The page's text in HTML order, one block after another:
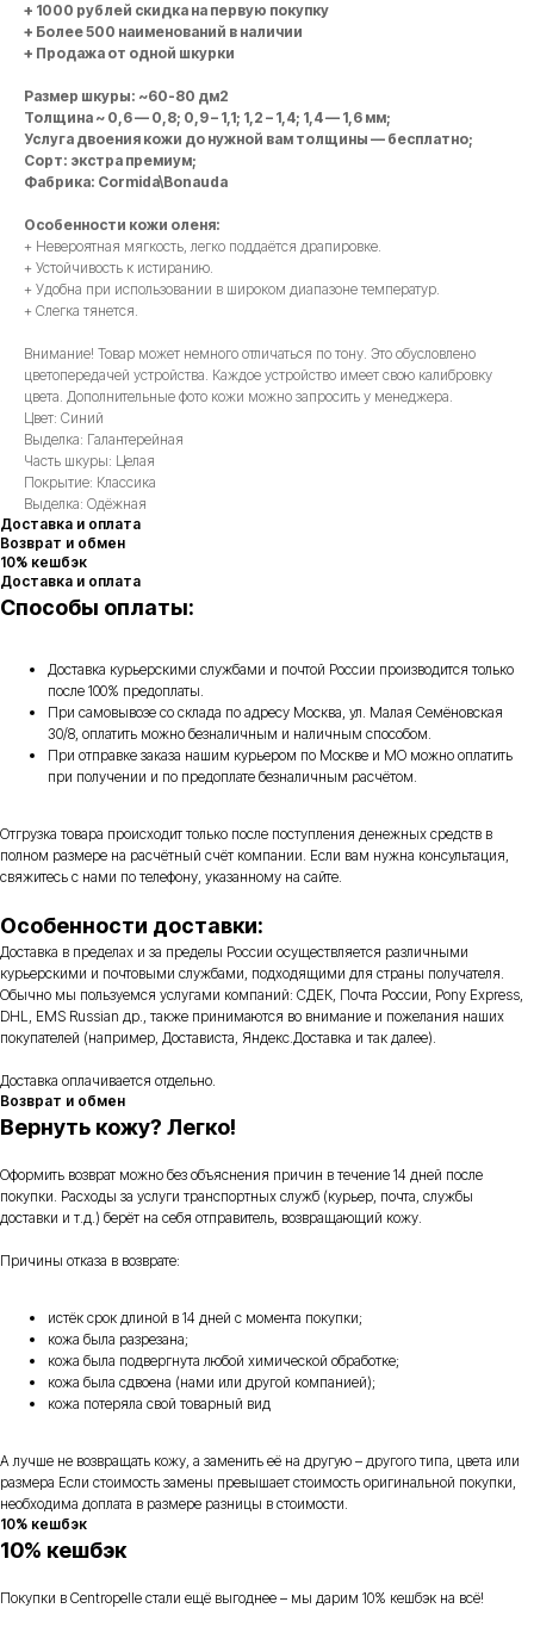
+ 1000 рублей скидка на первую покупку
+ Более 500 наименований в наличии
+ Продажа от одной шкурки
Размер шкуры: ~60-80 дм2
Толщина ~ 0,6 — 0,8; 0,9 – 1,1; 1,2 – 1,4; 1,4 — 1,6 мм;
Услуга двоения кожи до нужной вам толщины — бесплатно;
Сорт: экстра премиум;
Фабрика: Cormida\Bonauda
Особенности кожи оленя:
+ Невероятная мягкость, легко поддаётся драпировке.
+ Устойчивость к истиранию.
+ Удобна при использовании в широком диапазоне температур.
+ Слегка тянется.
Внимание! Товар может немного отличаться по тону. Это обусловлено
цветопередачей устройства. Каждое устройство имеет свою калибровку
цвета. Дополнительные фото кожи можно запросить у менеджера.
Цвет: Синий
Выделка: Галантерейная
Часть шкуры: Целая
Покрытие: Классика
Выделка: Одёжная
Доставка и оплата
Возврат и обмен
10% кешбэк
Доставка и оплата
Способы оплаты:
Доставка курьерскими службами и почтой России производится только
после 100% предоплаты.
При самовывозе со склада по адресу Москва, ул. Малая Семёновская
30/8, оплатить можно безналичным и наличным способом.
При отправке заказа нашим курьером по Москве и МО можно оплатить
при получении и по предоплате безналичным расчётом.
Отгрузка товара происходит только после поступления денежных средств в
полном размере на расчётный счёт компании. Если вам нужна консультация,
свяжитесь с нами по телефону, указанному на сайте.
Особенности доставки:
Доставка в пределах и за пределы России осуществляется различными
курьерскими и почтовыми службами, подходящими для страны получателя.
Обычно мы пользуемся услугами компаний: СДЕК, Почта России, Pony Express,
DHL, EMS Russian др., также принимаются во внимание и пожелания наших
покупателей (например, Достависта, Яндекс.Доставка и так далее).
Доставка оплачивается отдельно.
Возврат и обмен
Вернуть кожу? Легко!
Оформить возврат можно без объяснения причин в течение 14 дней после
покупки. Расходы за услуги транспортных служб (курьер, почта, службы
доставки и т.д.) берёт на себя отправитель, возвращающий кожу.
Причины отказа в возврате:
истёк срок длиной в 14 дней с момента покупки;
кожа была разрезана;
кожа была подвергнута любой химической обработке;
кожа была сдвоена (нами или другой компанией);
кожа потеряла свой товарный вид
А лучше не возвращать кожу, а заменить её на другую – другого типа, цвета или
размера Если стоимость замены превышает стоимость оригинальной покупки,
необходима доплата в размере разницы в стоимости.
10% кешбэк
10% кешбэк
Покупки в Centropelle стали ещё выгоднее – мы дарим 10% кешбэк на всё!